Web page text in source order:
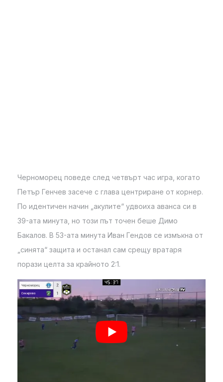
Черноморец поведе след четвърт час игра, когато
Петър Генчев засече с глава центриране от корнер.
По идентичен начин „акулите“ удвоиха аванса си в
39-ата минута, но този път точен беше Димо
Бакалов. В 53-ата минута Иван Гендов се измъкна от
„синята“ защита и останал сам срещу вратаря
порази целта за крайното 2:1.